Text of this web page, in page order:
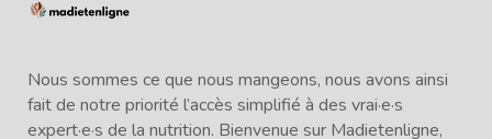
Nous sommes ce que nous mangeons, nous avons ainsi
fait de notre priorité l’accès simplifié à des vrai·e·s
expert·e·s de la nutrition. Bienvenue sur Madietenligne,